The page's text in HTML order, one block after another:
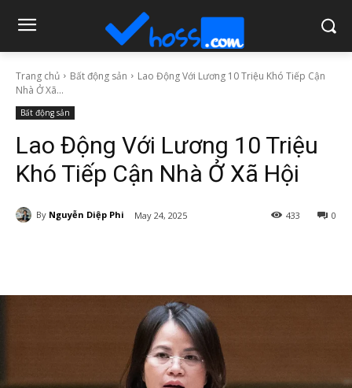
Trang chủ Bất động sản
Lao Động Với Lương 10 Triệu Khó Tiếp Cận
Nhà Ở Xã...
Bất động sản
Lao Động Với Lương 10 Triệu
Khó Tiếp Cận Nhà Ở Xã Hội
By Nguyễn Diệp Phi May 24, 2025 0
433